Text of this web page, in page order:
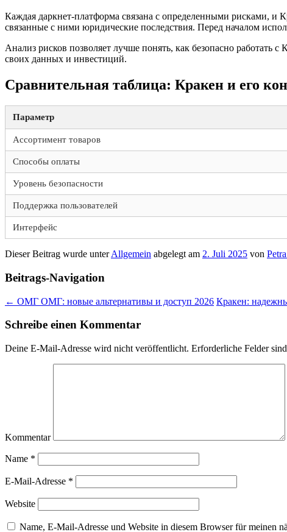
Каждая даркнет-платформа связана с определенными рисками, и
связанные с ними юридические последствия. Перед началом
Анализ рисков позволяет лучше понять, как безопасно работать
своих данных и инвестиций.
Сравнительная таблица: Кракен и его
Параметр
Ассортимент товаров
Способы оплаты
Уровень безопасности
Поддержка пользователей
Интерфейс
Dieser Beitrag wurde unterAllgemein abgelegt am 2. Juli 2025 von
Beitrags-Navigation
← ОМГ ОМГ: новые альтернативы и доступ 2026 Кракен:
Schreibe einen Kommentar
Deine E-Mail-Adresse wird nicht veröffentlicht. Erforderliche Felder
Kommentar
Name *
E-Mail-Adresse *
Website
Name, E-Mail-Adresse und Website in diesem Browser für meinen